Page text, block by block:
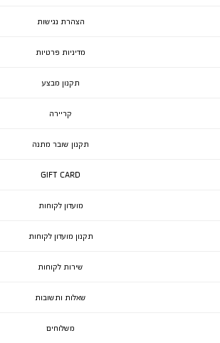
הצהרת נגישות
מדיניות פרטיות
תקנון מבצע
קריירה
תקנון שובר מתנה
GIFT CARD
מועדון לקוחות
תקנון מועדון לקוחות
שירות לקוחות
שאלות ותשובות
משלוחים